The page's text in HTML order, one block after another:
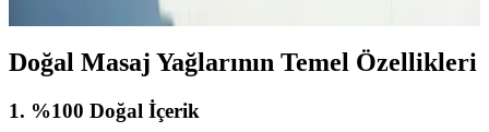
Doğal Masaj Yağlarının Temel Özellikleri
1. %100 Doğal İçerik